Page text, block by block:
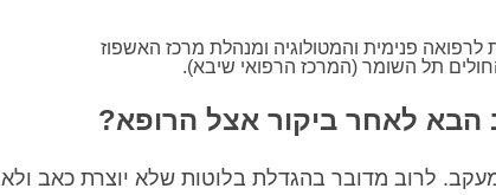
פנימית והמטולוגיה ומנהלת מרכז האשפוז
תל השומר (המרכז הרפואי שיבא).
הבא לאחר ביקור אצל הרופא?
לרוב מדובר בהגדלת בלוטות שלא יוצרת כאב ולא